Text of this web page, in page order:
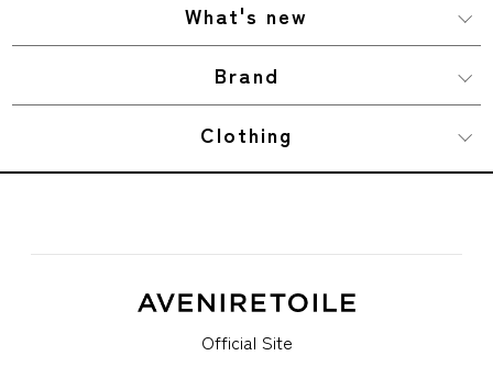
What's new
Brand
Clothing
Official Site